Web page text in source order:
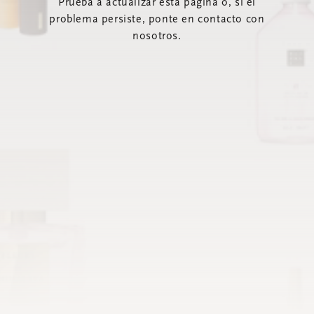
Prueba a actualizar esta página o, si el
problema persiste, ponte en contacto con
nosotros.